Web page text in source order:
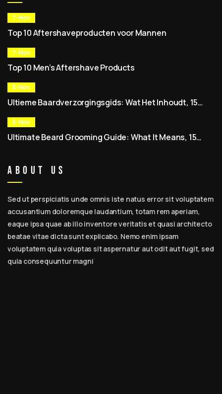
7-Nov
Top 10 Aftershaveproducten voor Mannen
7-Nov
Top 10 Men’s Aftershave Products
5-Nov
Ultieme Baardverzorgingsgids: Wat Het Inhoudt, 15
Routine voor Mannen
5-Nov
Ultimate Beard Grooming Guide: What It Means, 15
About Us
Sed ut perspiciatis unde omnis iste natus error sit voluptatem
accusantium doloremque laudantium, totam rem aperiam,
eaque ipsa quae ab illo inventore veritatis et quasi architecto
beatae vitae dicta sunt explicabo. Nemo enim ipsam
voluptatem quia voluptas sit aspernatur aut odit aut fugit, sed
quia consequuntur magni